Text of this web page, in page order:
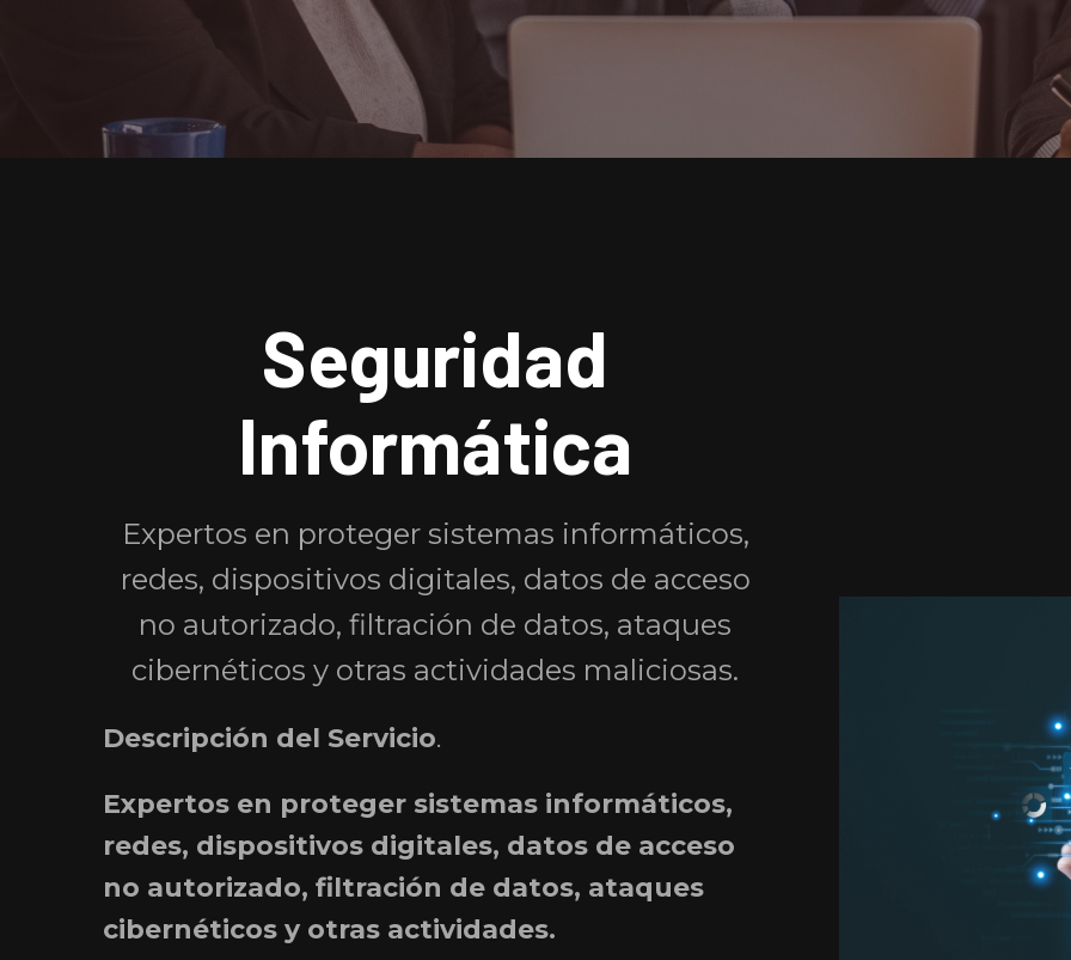
Seguridad
Informática
Expertos en proteger sistemas informáticos,
redes, dispositivos digitales, datos de acceso
no autorizado, filtración de datos, ataques
cibernéticos y otras actividades maliciosas.
Descripción del Servicio.
Expertos en proteger sistemas informáticos,
redes, dispositivos digitales, datos de acceso
no autorizado, filtración de datos, ataques
cibernéticos y otras actividades.